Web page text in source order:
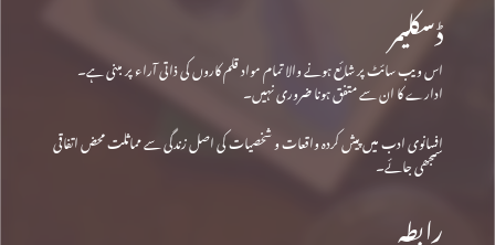
ڈسکلیمر
اس ویب سائٹ پر شائع ہونے والا تمام مواد قلم کاروں کی ذاتی آراء پر مبنی ہے۔
ادارے کا ان سے متفق ہونا ضروری نہیں۔
افسانوی ادب میں پیش کردہ واقعات و شخصیات کی اصل زندگی سے مماثلت محض اتفاقی
سمجھی جائے۔
رابطہ